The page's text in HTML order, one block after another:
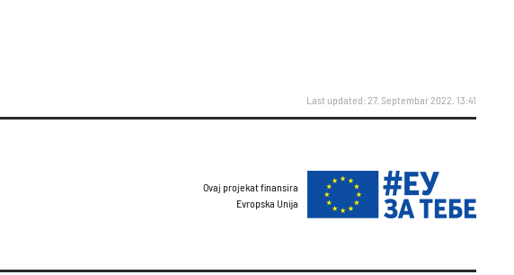
Last updated: 27. Septembar 2022. 13:41
Ovaj projekat finansira
Evropska Unija